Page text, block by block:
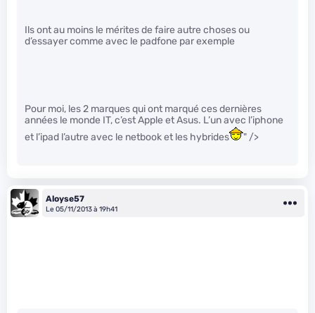
Ils ont au moins le mérites de faire autre choses ou
d’essayer comme avec le padfone par exemple
Pour moi, les 2 marques qui ont marqué ces dernières
années le monde IT, c’est Apple et Asus. L’un avec l’iphone
et l’ipad l’autre avec le netbook et les hybrides
" />
Aloyse57
Le 05/11/2013 à 19h41